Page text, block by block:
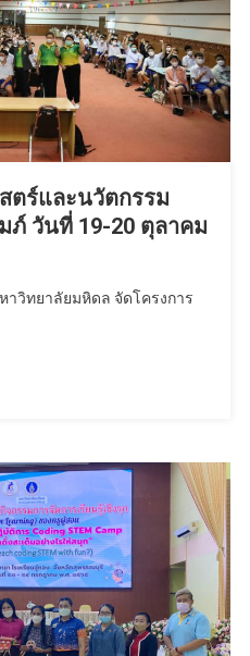
ตร์และนวัตกรรม
ภ์ วันที่ 19-20 ตุลาคม
าวิทยาลัยมหิดล จัดโครงการ